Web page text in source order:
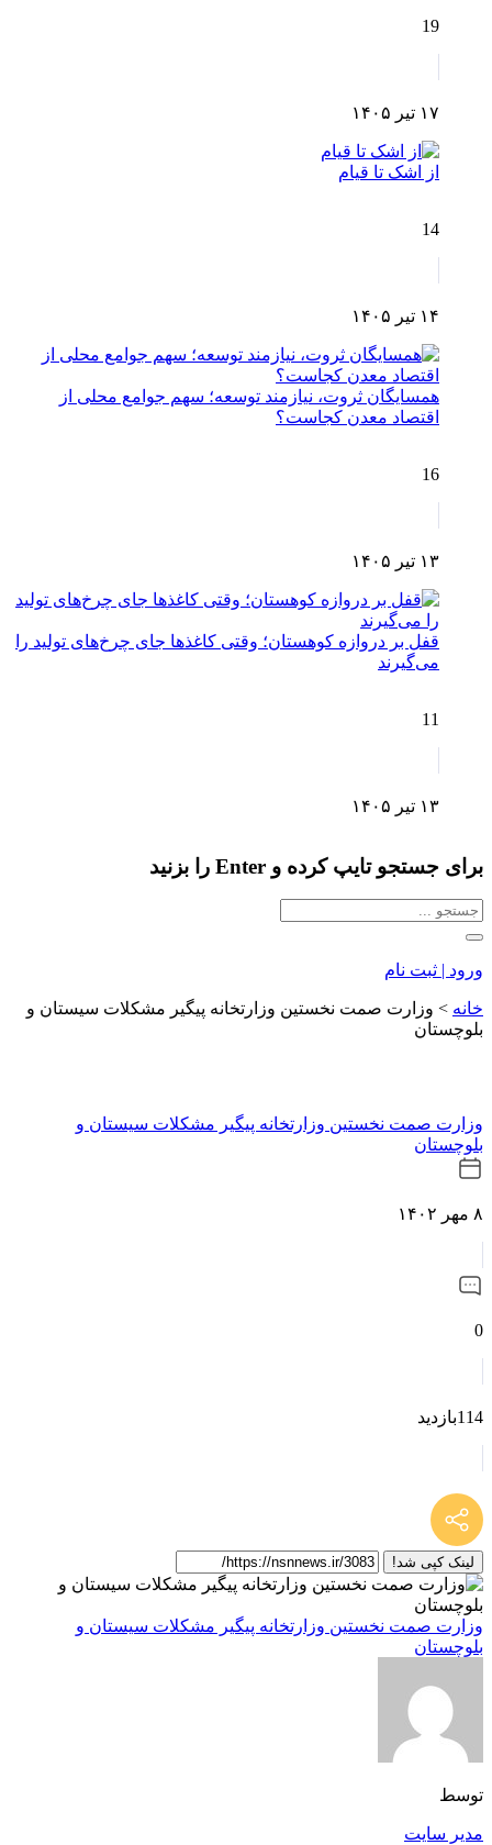
19
۱۷ تیر ۱۴۰۵
از اشک تا قیام
14
۱۴ تیر ۱۴۰۵
همسایگان ثروت، نیازمند توسعه؛ سهم جوامع محلی از
اقتصاد معدن کجاست؟
16
۱۳ تیر ۱۴۰۵
قفل بر دروازه کوهستان؛ وقتی کاغذها جای چرخ‌های تولید را
می‌گیرند
11
۱۳ تیر ۱۴۰۵
برای جستجو تایپ کرده و Enter را بزنید
ورود | ثبت نام
خانه > وزارت صمت نخستین وزارتخانه پیگیر مشکلات سیستان و
بلوچستان
وزارت صمت نخستین وزارتخانه پیگیر مشکلات سیستان و
بلوچستان
۸ مهر ۱۴۰۲
0
114بازدید
لینک کپی شد!
وزارت صمت نخستین وزارتخانه پیگیر مشکلات سیستان و
بلوچستان
توسط
مدیر سایت